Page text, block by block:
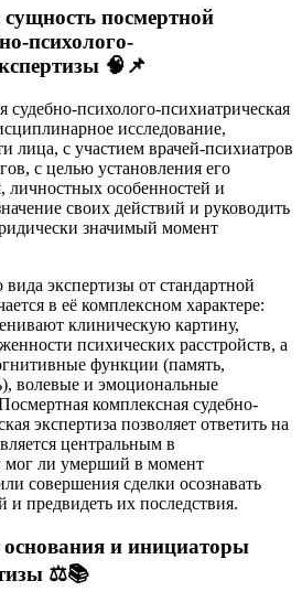
посмертной
психолого-
🧠📌
судебно-психолого-психиатрическая
исследование,
лица, с участием врачей-психиатров
с целью установления его
личностных особенностей и
своих действий и руководить
значимый момент
экспертизы от стандартной
в её комплексном характере:
клиническую картину,
психических расстройств, а
функции (память,
волевые и эмоциональные
комплексная судебно-
экспертиза позволяет ответить на
центральным в
мог ли умерший в момент
совершения сделки осознавать
и предвидеть их последствия.
и инициаторы
⚖️📚